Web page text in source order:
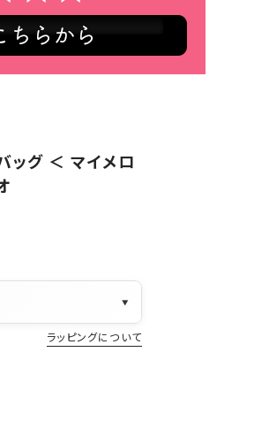
ッグ ＜ マイメロ
▼
ラッピングについて